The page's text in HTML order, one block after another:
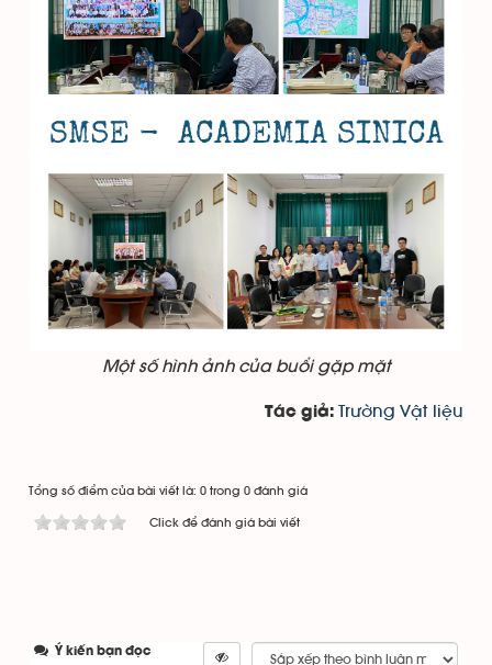
Một số hình ảnh của buổi gặp mặt
Tác giả: Trường Vật liệu
Tổng số điểm của bài viết là: 0 trong 0 đánh giá
Click để đánh giá bài viết
Ý kiến bạn đọc